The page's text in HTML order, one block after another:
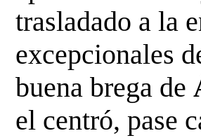
trasladado ala
excepcionales
buena brega de
el centró, pase